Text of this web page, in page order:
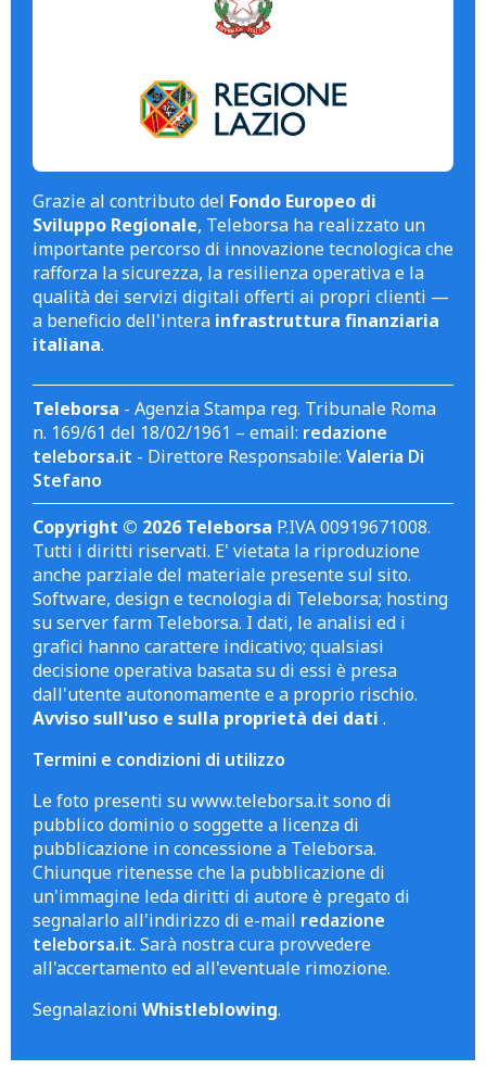
Grazie al contributo del Fondo Europeo di
Sviluppo Regionale, Teleborsa ha realizzato un
importante percorso di innovazione tecnologica che
rafforza la sicurezza, la resilienza operativa e la
qualità dei servizi digitali offerti ai propri clienti —
a beneficio dell'intera infrastruttura finanziaria
italiana.
Teleborsa - Agenzia Stampa reg. Tribunale Roma
n. 169/61 del 18/02/1961 – email: redazione
teleborsa.it - Direttore Responsabile: Valeria Di
Stefano
Copyright © 2026 Teleborsa P.IVA 00919671008.
Tutti i diritti riservati. E' vietata la riproduzione
anche parziale del materiale presente sul sito.
Software, design e tecnologia di Teleborsa; hosting
su server farm Teleborsa. I dati, le analisi ed i
grafici hanno carattere indicativo; qualsiasi
decisione operativa basata su di essi è presa
dall'utente autonomamente e a proprio rischio.
Avviso sull'uso e sulla proprietà dei dati .
Termini e condizioni di utilizzo
Le foto presenti su www.teleborsa.it sono di
pubblico dominio o soggette a licenza di
pubblicazione in concessione a Teleborsa.
Chiunque ritenesse che la pubblicazione di
un'immagine leda diritti di autore è pregato di
segnalarlo all'indirizzo di e-mail redazione
teleborsa.it. Sarà nostra cura provvedere
all'accertamento ed all'eventuale rimozione.
Segnalazioni Whistleblowing.